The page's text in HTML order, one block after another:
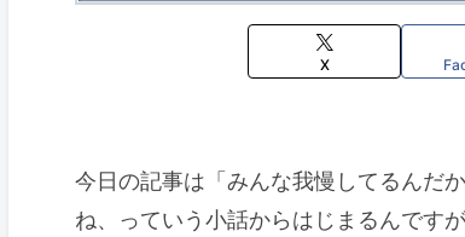
X
今日の記事は「みんな我慢してるんだ
ね、っていう小話からはじまるんですが